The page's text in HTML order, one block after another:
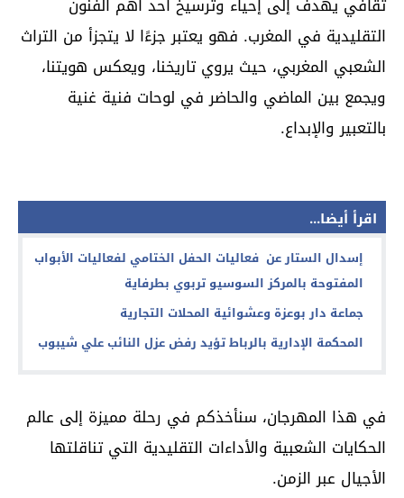
التقليدية في المغرب. فهو يعتبر جزءًا لا يتجزأ من التراث
الشعبي المغربي، حيث يروي تاريخنا، ويعكس هويتنا،
ويجمع بين الماضي والحاضر في لوحات فنية غنية
بالتعبير والإبداع.
اقرأ أيضا...
إسدال الستار عن فعاليات الحفل الختامي لفعاليات الأبواب
المفتوحة بالمركز السوسيو تربوي بطرفاية
جماعة دار بوعزة وعشوائية المحلات التجارية
المحكمة الإدارية بالرباط تؤيد رفض عزل النائب علي شيبوب
في هذا المهرجان، سنأخذكم في رحلة مميزة إلى عالم
الحكايات الشعبية والأداءات التقليدية التي تناقلتها
الأجيال عبر الزمن.